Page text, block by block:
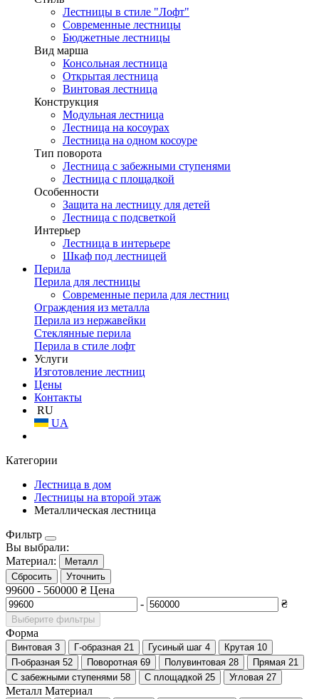
Лестницы в стиле "Лофт"
Современные лестницы
Бюджетные лестницы
Вид марша
Консольная лестница
Открытая лестница
Винтовая лестница
Конструкция
Модульная лестница
Лестница на косоурах
Лестница на одном косоуре
Тип поворота
Лестница с забежными ступенями
Лестница с площадкой
Особенности
Защита на лестницу для детей
Лестница с подсветкой
Интерьер
Лестница в интерьере
Шкаф под лестницей
Перила
Перила для лестницы
Современные перила для лестниц
Ограждения из металла
Перила из нержавейки
Стеклянные перила
Перила в стиле лофт
Услуги
Изготовление лестниц
Цены
Контакты
RU
UA
Категории
Лестница в дом
Лестницы на второй этаж
Металлическая лестница
Фильтр
Вы выбрали:
Материал:
Металл
Сбросить
Уточнить
99600 - 560000 ₴ Цена
-
₴
Выберите фильтры
Форма
Винтовая 3 Г-образная 21 Гусиный шаг 4 Крутая 10
П-образная 52 Поворотная 69 Полувинтовая 28 Прямая 21
С забежными ступенями 58 С площадкой 25 Угловая 27
Металл Материал